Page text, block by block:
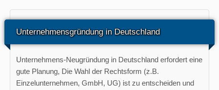
Unternehmensgründung in Deutschland
Unternehmens-Neugründung in Deutschland erfordert eine
gute Planung, Die Wahl der Rechtsform (z.B.
Einzelunternehmen, GmbH, UG) ist zu entscheiden und